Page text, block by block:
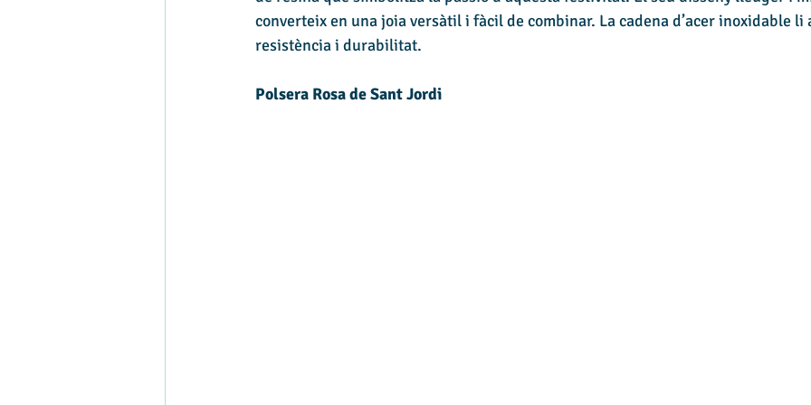
converteix en una joia versàtil i fàcil de combinar. La cadena d’acer inoxidable li
resistència i durabilitat.
Polsera Rosa de Sant Jordi